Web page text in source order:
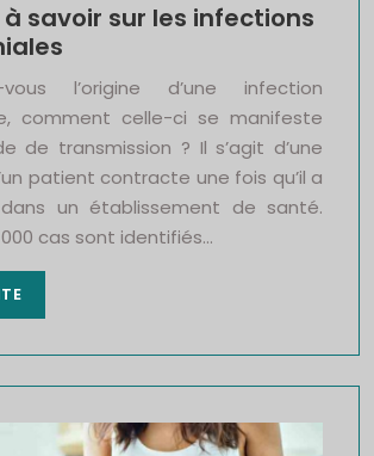
à savoir sur les infections
vous l’origine d’une infection
comment celle-ci se manifeste
de transmission ? Il s’agit d’une
patient contracte une fois qu’il a
un établissement de santé.
cas sont identifiés…